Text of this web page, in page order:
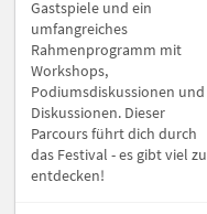
Gastspiele und ein
umfangreiches
Rahmenprogramm mit
Workshops,
Podiumsdiskussionen und
Diskussionen. Dieser
Parcours führt dich durch
das Festival - es gibt viel zu
entdecken!